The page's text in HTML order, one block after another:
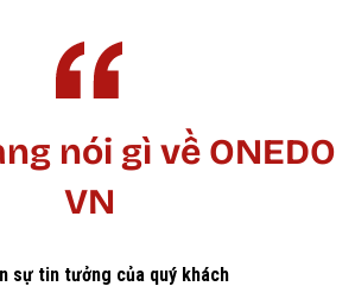
nói gì về ONEDO
VN
sự tin tưởng của quý khách